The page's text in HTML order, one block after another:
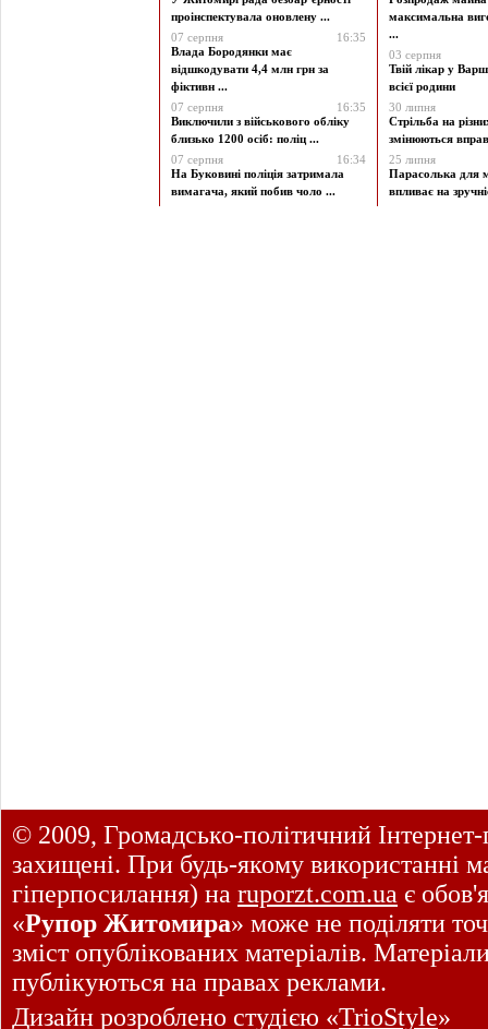
проінспектувала оновлену ...
07 серпня
16:35
Влада Бородянки має
відшкодувати 4,4 млн грн за
фіктивн ...
07 серпня
16:35
Виключили з військового обліку
близько 1200 осіб: поліц ...
07 серпня
16:34
На Буковині поліція затримала
вимагача, який побив чоло ...
максимальна
...
03 серпня
Твій лікар у
всієї родини
30 липня
Стрільба на
змінюються
25 липня
Парасолька для
впливає на
© 2009, Громадсько-політичний
захищені. При будь-якому використанні
гіперпосилання) на ruporzt.com.ua є
«Рупор Житомира» може не поділяти
зміст опублікованих матеріалів.
публікуються на правах реклами.
Дизайн розроблено студією «TrioStyle»